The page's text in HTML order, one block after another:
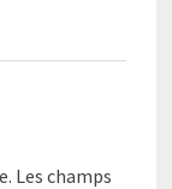
Les champs